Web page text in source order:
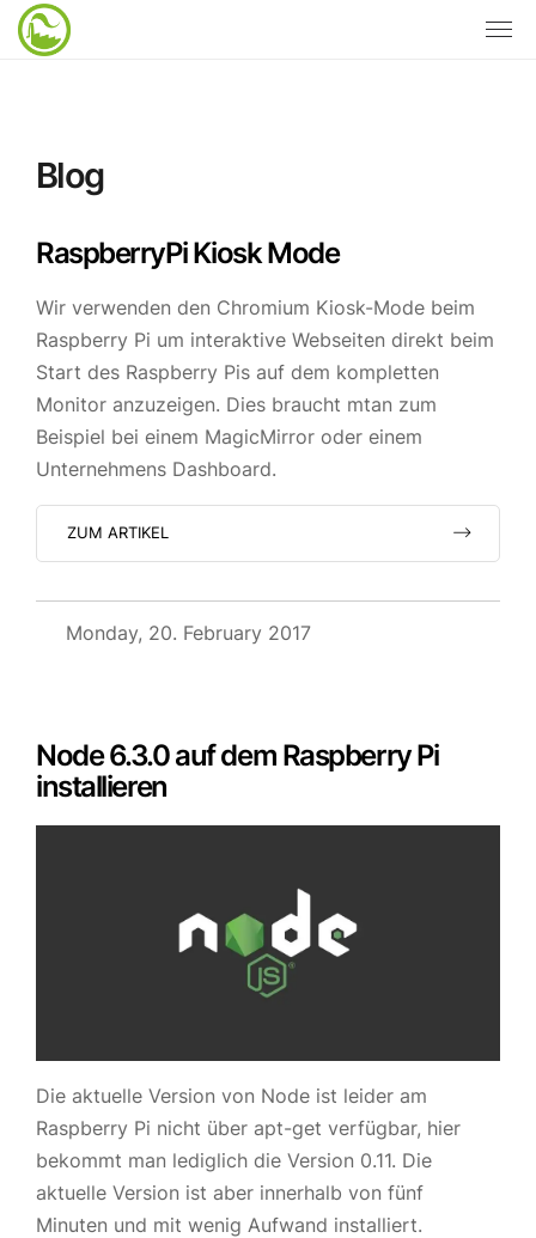
Blog
RaspberryPi Kiosk Mode
Wir verwenden den Chromium Kiosk-Mode beim
Raspberry Pi um interaktive Webseiten direkt beim
Start des Raspberry Pis auf dem kompletten
Monitor anzuzeigen. Dies braucht mtan zum
Beispiel bei einem MagicMirror oder einem
Unternehmens Dashboard.
ZUM ARTIKEL
Monday, 20. February 2017
Node 6.3.0 auf dem Raspberry Pi
installieren
Die aktuelle Version von Node ist leider am
Raspberry Pi nicht über apt-get verfügbar, hier
bekommt man lediglich die Version 0.11. Die
aktuelle Version ist aber innerhalb von fünf
Minuten und mit wenig Aufwand installiert.